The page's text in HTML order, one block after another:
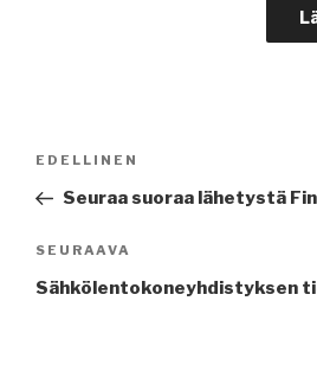
Edellinen
artikkeli
EDELLINEN
Seuraa suoraa lähetystä
Seuraava
artikkeli
SEURAAVA
Sähkölentokoneyhdistyksen